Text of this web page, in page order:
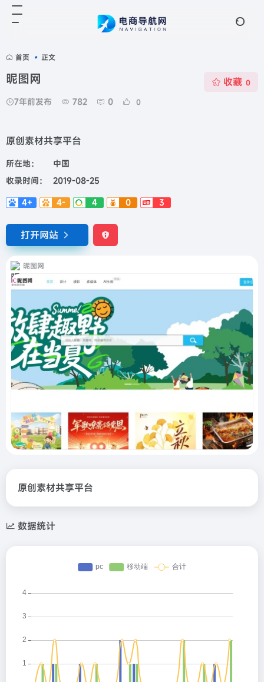
首页 • 正文
昵图网
7年前发布 782 0 0
收藏 0
原创素材共享平台
所在地：
中国
收录时间：
2019-08-25
4+
4- 4 0 3
打开网站
昵图网
原创素材共享平台
数据统计